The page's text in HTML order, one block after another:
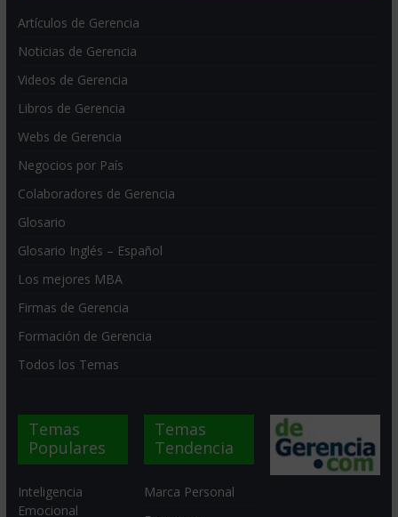
Artículos de Gerencia
Noticias de Gerencia
Videos de Gerencia
Libros de Gerencia
Webs de Gerencia
Negocios por País
Colaboradores de Gerencia
Glosario
Glosario Inglés – Español
Los mejores MBA
Firmas de Gerencia
Formación de Gerencia
Todos los Temas
Temas
Populares
Inteligencia
Emocional
Temas
Tendencia
Marca Personal